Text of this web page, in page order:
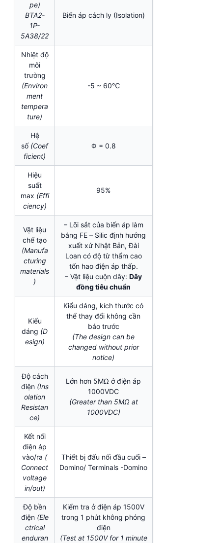
pe)
BTA2-
1P-
5A38/22
Biến áp cách ly (Isolation)
Nhiệt độ
môi
trường
(Environ
ment
tempera
ture)
-5 ~ 60℃
Hệ
số (Coef
ficient)
Φ = 0.8
Hiệu
suất
max (Effi
ciency)
95%
Vật liệu
chế tạo
(Manufa
cturing
materials
)
– Lõi sắt của biến áp làm
bằng FE – Silic định hướng
xuất xứ Nhật Bản, Đài
Loan có độ từ thẩm cao
tổn hao điện áp thấp.
– Vật liệu cuộn dây: Dây
đồng tiêu chuẩn
Kiểu
dáng (D
esign)
Kiểu dáng, kích thước có
thể thay đổi không cần
báo trước
(The design can be
changed without prior
notice)
Độ cách
điện (Ins
olation
Resistan
ce)
Lớn hơn 5MΩ ở điện áp
1000VDC
(Greater than 5MΩ at
1000VDC)
Kết nối
điện áp
vào/ra (
Connect
voltage
in/out)
Thiết bị đấu nối đầu cuối –
Domino/ Terminals -Domino
Độ bền
điện (Ele
ctrical
enduran
Kiểm tra ở điện áp 1500V
trong 1 phút không phóng
điện
(Test at 1500V for 1 minute